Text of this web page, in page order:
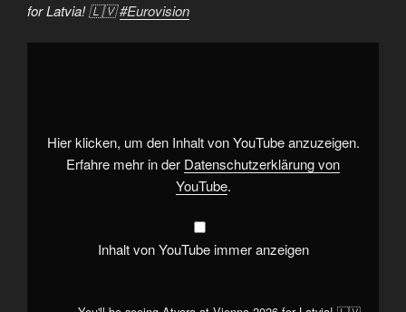
for Latvia! 🇱🇻#Eurovision
„You'll
Latvia!
#Eurovision“
Hier klicken, um den Inhalt von YouTube anzuzeigen.
Erfahre mehr in der Datenschutzerklärung von
YouTube.
Inhalt von YouTube immer anzeigen